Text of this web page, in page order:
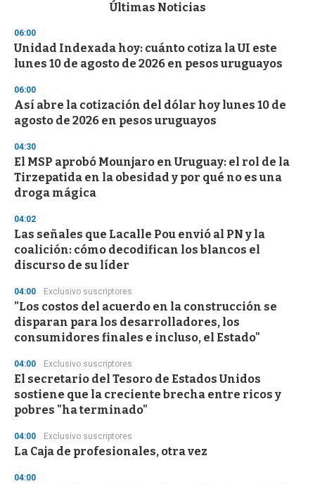
d
s
o
f
3
s
c
n
d
s
Últimas Noticias
06:00
Unidad Indexada hoy: cuánto cotiza la UI este
lunes 10 de agosto de 2026 en pesos uruguayos
06:00
Así abre la cotización del dólar hoy lunes 10 de
agosto de 2026 en pesos uruguayos
04:30
El MSP aprobó Mounjaro en Uruguay: el rol de la
Tirzepatida en la obesidad y por qué no es una
droga mágica
04:02
Las señales que Lacalle Pou envió al PN y la
coalición: cómo decodifican los blancos el
discurso de su líder
04:00 Exclusivo suscriptores
"Los costos del acuerdo en la construcción se
disparan para los desarrolladores, los
consumidores finales e incluso, el Estado"
04:00 Exclusivo suscriptores
El secretario del Tesoro de Estados Unidos
sostiene que la creciente brecha entre ricos y
pobres "ha terminado"
04:00 Exclusivo suscriptores
La Caja de profesionales, otra vez
04:00